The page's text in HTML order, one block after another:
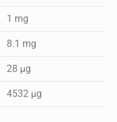
1 mg
8.1 mg
28 µg
4532 µg